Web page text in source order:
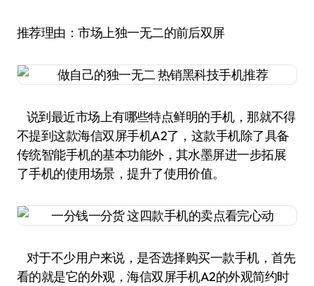
推荐理由：市场上独一无二的前后双屏
说到最近市场上有哪些特点鲜明的手机，那就不得
不提到这款海信双屏手机A2了，这款手机除了具备
传统智能手机的基本功能外，其水墨屏进一步拓展
了手机的使用场景，提升了使用价值。
对于不少用户来说，是否选择购买一款手机，首先
看的就是它的外观，海信双屏手机A2的外观简约时